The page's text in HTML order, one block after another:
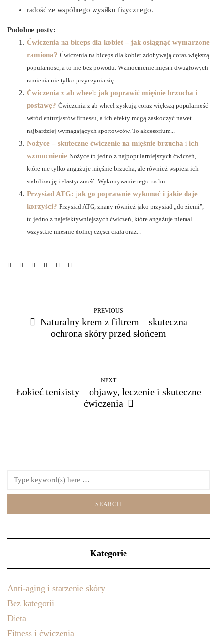
radość ze wspólnego wysiłku fizycznego.
Podobne posty:
Ćwiczenia na biceps dla kobiet – jak osiągnąć wymarzone
ramiona? Ćwiczenia na biceps dla kobiet zdobywają coraz większą
popularność, a to nie bez powodu. Wzmocnienie mięśni dwugłowych
ramienia nie tylko przyczynia się...
Ćwiczenia z ab wheel: jak poprawić mięśnie brzucha i
postawę? Ćwiczenia z ab wheel zyskują coraz większą popularność
wśród entuzjastów fitnessu, a ich efekty mogą zaskoczyć nawet
najbardziej wymagających sportowców. To akcesorium...
Nożyce – skuteczne ćwiczenie na mięśnie brzucha i ich
wzmocnienie Nożyce to jedno z najpopularniejszych ćwiczeń,
które nie tylko angażuje mięśnie brzucha, ale również wspiera ich
stabilizację i elastyczność. Wykonywanie tego ruchu...
Przysiad ATG: jak go poprawnie wykonać i jakie daje
korzyści? Przysiad ATG, znany również jako przysiad „do ziemi”,
to jedno z najefektywniejszych ćwiczeń, które angażuje niemal
wszystkie mięśnie dolnej części ciała oraz...
PREVIOUS
Naturalny krem z filtrem – skuteczna
ochrona skóry przed słońcem
NEXT
Łokieć tenisisty – objawy, leczenie i skuteczne
ćwiczenia
Kategorie
Anti-aging i starzenie skóry
Bez kategorii
Dieta
Fitness i ćwiczenia